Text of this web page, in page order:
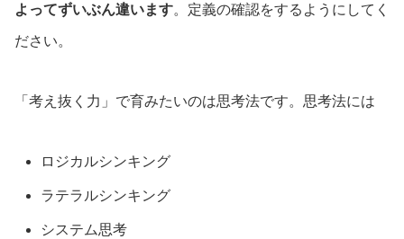
よってずいぶん違います。定義の確認をするようにしてく
ださい。
「考え抜く力」で育みたいのは思考法です。思考法には
ロジカルシンキング
ラテラルシンキング
システム思考